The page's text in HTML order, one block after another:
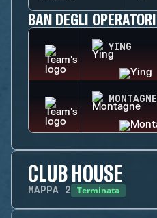
BAN DEGLI OPERATORI
YING
MONTAGNE
CLUB HOUSE
MAPPA 2 Terminata